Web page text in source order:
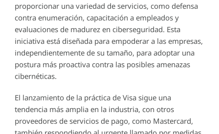
proporcionar una variedad de servicios, como defensa
contra enumeración, capacitación a empleados y
evaluaciones de madurez en ciberseguridad. Esta
iniciativa está diseñada para empoderar a las empresas,
independientemente de su tamaño, para adoptar una
postura más proactiva contra las posibles amenazas
cibernéticas.
El lanzamiento de la práctica de Visa sigue una
tendencia más amplia en la industria, con otros
proveedores de servicios de pago, como Mastercard,